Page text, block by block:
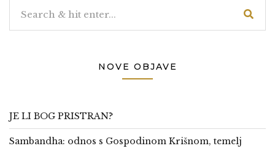
NOVE OBJAVE
JE LI BOG PRISTRAN?
Sambandha: odnos s Gospodinom Krišnom, temelj